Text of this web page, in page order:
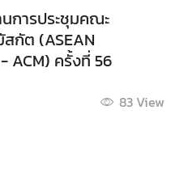
การประชุมคณะ
กัต (ASEAN
ACM) ครั้งที่ 56
83 View